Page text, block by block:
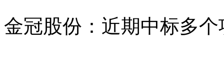
金冠股份：近期中标多